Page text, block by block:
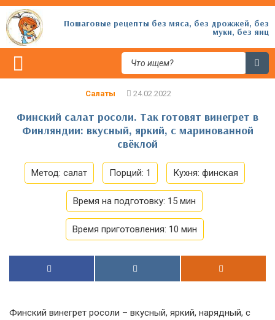
Пошаговые рецепты без мяса, без дрожжей, без
муки, без яиц
Салаты
Финский салат росоли. Так готовят винегрет в
Финляндии: вкусный, яркий, с маринованной
свёклой
Метод: салат Порций: 1 Кухня: финская
Время на подготовку: 15 мин
Время приготовления: 10 мин
Финский винегрет росоли – вкусный, яркий, нарядный, с